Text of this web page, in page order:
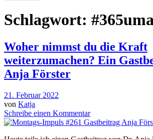
Schlagwort:
Woher nimmst du die Kraft
weiterzumachen? Ein
Anja Förster
21. Februar 2022
von Katja
Schreibe einen Kommentar